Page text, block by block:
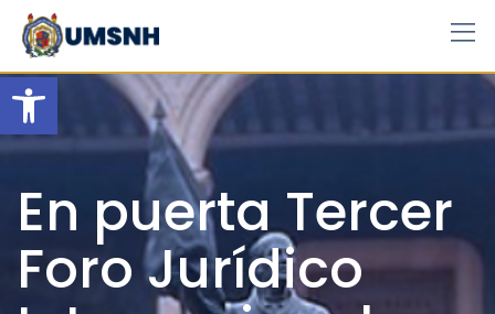
Open toolbar
Skip
content
En puerta Tercer
Foro Jurídico